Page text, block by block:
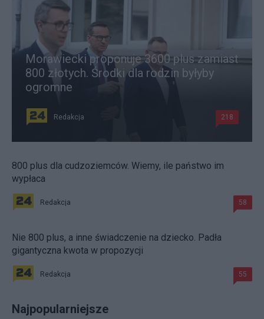
Morawiecki proponuje 3600 plus zamiast
800 złotych. Środki dla rodzin byłyby
ogromne
Redakcja 218
800 plus dla cudzoziemców. Wiemy, ile państwo im
wypłaca
Redakcja 58
Nie 800 plus, a inne świadczenie na dziecko. Padła
gigantyczna kwota w propozycji
Redakcja 55
Najpopularniejsze